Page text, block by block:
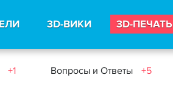
3D-ВИКИ 3D-ПЕЧАТЬ
+1 Вопросы и Ответы +5